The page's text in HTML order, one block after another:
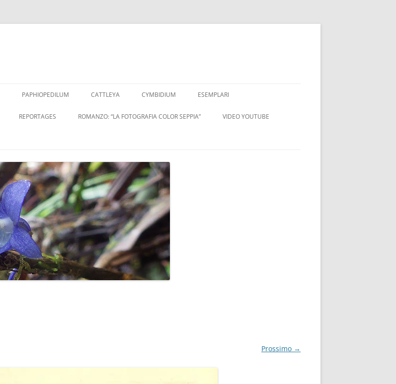
al
PAPHIOPEDILUM CATTLEYA CYMBIDIUM ESEMPLARI
REPORTAGES ROMANZO: “LA FOTOGRAFIA COLOR SEPPIA” VIDEO YOUTUBE
Prossimo →